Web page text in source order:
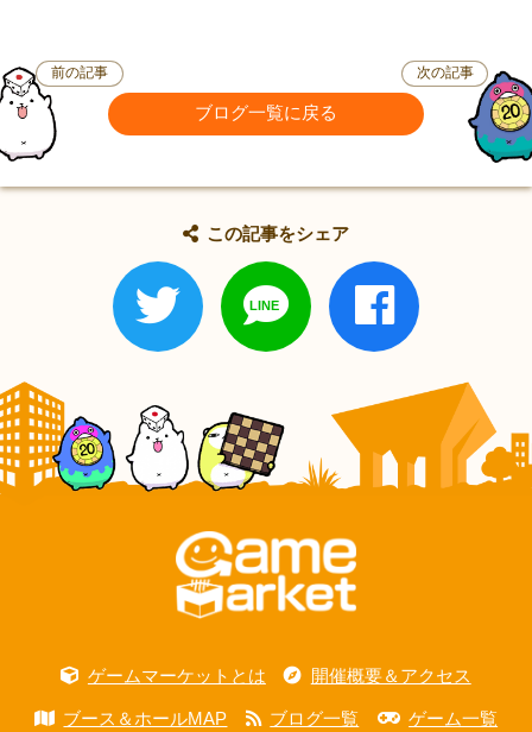
前の記事
ブログ一覧に戻る
次の記事
この記事をシェア
ゲームマーケットとは 開催概要＆アクセス
ブース＆ホールMAP ブログ一覧 ゲーム一覧